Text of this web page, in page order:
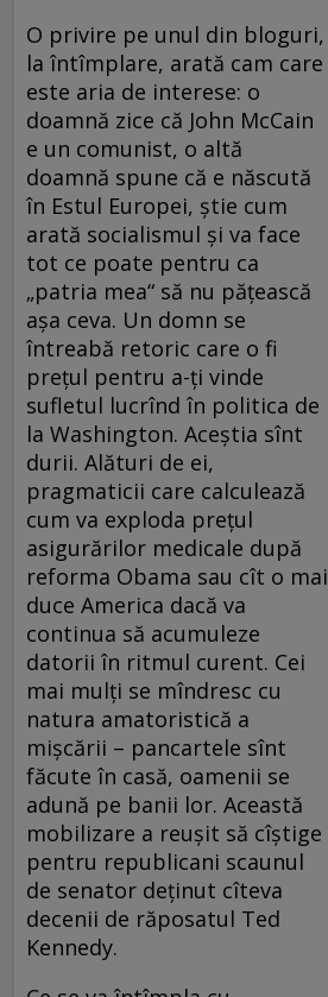
O privire pe unul din bloguri,
la întîmplare, arată cam care
este aria de interese: o
doamnă zice că John McCain
e un comunist, o altă
doamnă spune că e născută
în Estul Europei, ştie cum
arată socialismul şi va face
tot ce poate pentru ca
„patria mea“ să nu păţească
aşa ceva. Un domn se
întreabă retoric care o fi
preţul pentru a-ţi vinde
sufletul lucrînd în politica de
la Washington. Aceştia sînt
durii. Alături de ei,
pragmaticii care calculează
cum va exploda preţul
asigurărilor medicale după
reforma Obama sau cît o mai
duce America dacă va
continua să acumuleze
datorii în ritmul curent. Cei
mai mulţi se mîndresc cu
natura amatoristică a
mişcării – pancartele sînt
făcute în casă, oamenii se
adună pe banii lor. Această
mobilizare a reuşit să cîştige
pentru republicani scaunul
de senator deţinut cîteva
decenii de răposatul Ted
Kennedy.